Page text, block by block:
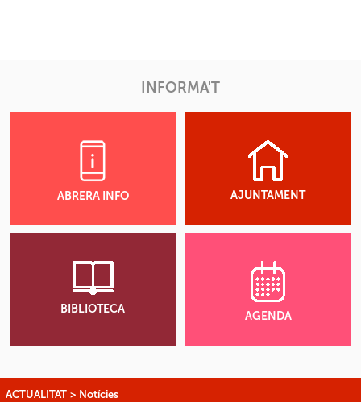
INFORMA'T
ABRERA INFO AJUNTAMENT
BIBLIOTECA
AGENDA
ACTUALITAT > Notícies